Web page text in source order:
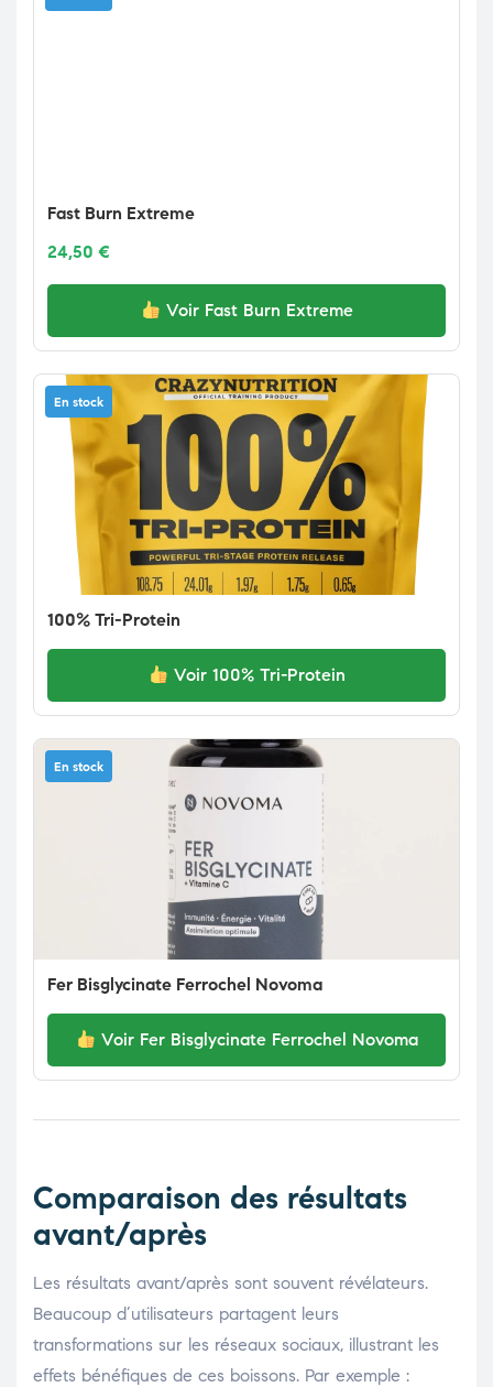
Fast Burn Extreme
24,50 €
Voir Fast Burn Extreme
En stock
100% Tri-Protein
Voir 100% Tri-Protein
En stock
Fer Bisglycinate Ferrochel Novoma
Voir Fer Bisglycinate Ferrochel Novoma
Comparaison des résultats
avant/après
Les résultats avant/après sont souvent révélateurs.
Beaucoup d’utilisateurs partagent leurs
transformations sur les réseaux sociaux, illustrant les
effets bénéfiques de ces boissons. Par exemple :